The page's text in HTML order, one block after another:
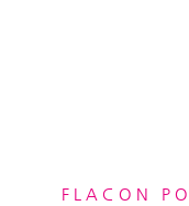
FLACON